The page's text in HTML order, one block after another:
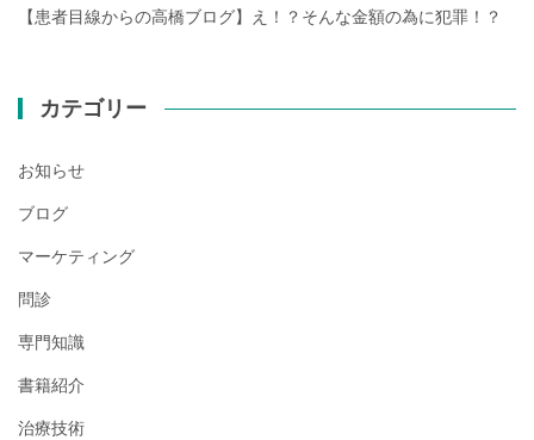
【患者目線からの高橋ブログ】え！？そんな金額の為に犯罪！？
カテゴリー
お知らせ
ブログ
マーケティング
問診
専門知識
書籍紹介
治療技術